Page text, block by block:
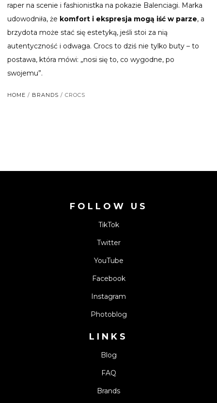
raper na scenie i fashionistka na pokazie Balenciagi. Marka
udowodniła, że komfort i ekspresja mogą iść w parze, a
brzydota może stać się estetyką, jeśli stoi za nią
autentyczność i odwaga. Crocs to dziś nie tylko buty – to
postawa, która mówi: „nosi się to, co wygodne, po
swojemu”.
HOME / BRANDS / CROCS
FOLLOW US
TikTok
Twitter
YouTube
Facebook
Instagram
Photoblog
LINKS
Blog
FAQ
Brands